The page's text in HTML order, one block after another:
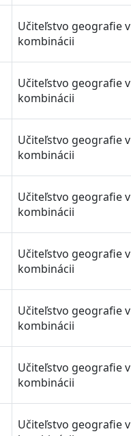
Učiteľstvo geografie v
kombinácii
Učiteľstvo geografie v
kombinácii
Učiteľstvo geografie v
kombinácii
Učiteľstvo geografie v
kombinácii
Učiteľstvo geografie v
kombinácii
Učiteľstvo geografie v
kombinácii
Učiteľstvo geografie v
kombinácii
Učiteľstvo geografie v